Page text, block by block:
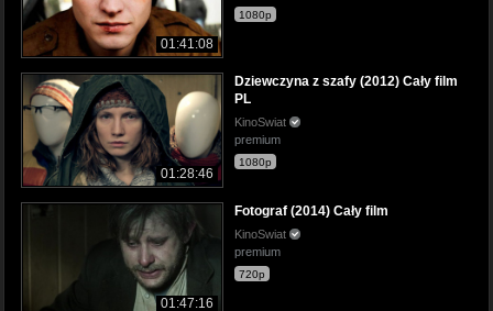
01:41:08
1080p
01:28:46
Dziewczyna z szafy (2012) Cały film
PL
KinoSwiat
premium
1080p
01:47:16
Fotograf (2014) Cały film
KinoSwiat
premium
720p